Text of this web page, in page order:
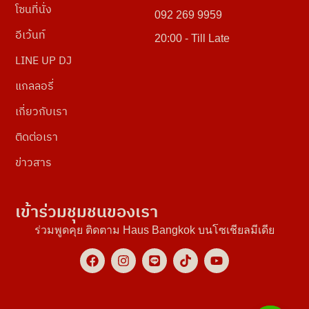
โซนที่นั่ง
อีเว้นท์
LINE UP DJ
แกลลอรี่
เกี่ยวกับเรา
ติดต่อเรา
ข่าวสาร
092 269 9959
20:00 - Till Late
เข้าร่วมชุมชนของเรา
ร่วมพูดคุย ติดตาม Haus Bangkok บนโซเชียลมีเดีย